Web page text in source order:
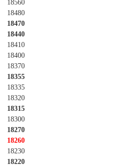
18560
18480
18470
18440
18410
18400
18370
18355
18335
18320
18315
18300
18270
18260
18230
18220